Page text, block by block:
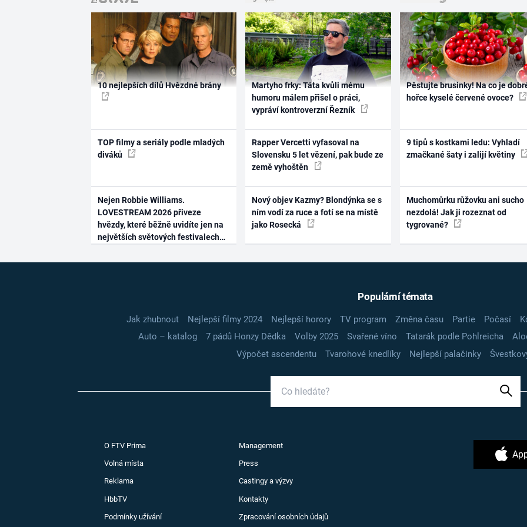
10 nejlepších dílů Hvězdné brány
TOP filmy a seriály podle mladých
diváků
Nejen Robbie Williams.
LOVESTREAM 2026 přiveze
hvězdy, které běžně uvidíte jen na
největších světových festivalech
Martyho frky: Táta kvůli mému
humoru málem přišel o práci,
vypráví kontroverzní Řezník
Rapper Vercetti vyfasoval na
Slovensku 5 let vězení, pak bude ze
země vyhoštěn
Nový objev Kazmy? Blondýnka se s
ním vodí za ruce a fotí se na místě
jako Rosecká
Pěstujte brusinky! Na co je
hořce kyselé červené ovoce?
9 tipů s kostkami ledu: Vyhladí
zmačkané šaty i zalijí květiny
Muchomůrku růžovku ani sucho
nezdolá! Jak ji rozeznat od
tygrované?
Populární témata
Jak zhubnout Nejlepší filmy 2024 Nejlepší horory TV program Změna času Partie Počasí
Auto – katalog
7 pádů Honzy Dědka Volby 2025 Svařené víno Tatarák podle Pohlreicha
Výpočet ascendentu
Tvarohové knedlíky Nejlepší palačinky
O FTV Prima Management
Volná místa Press
Reklama Castingy a výzvy
HbbTV Kontakty
Podmínky užívání Zpracování osobních údajů